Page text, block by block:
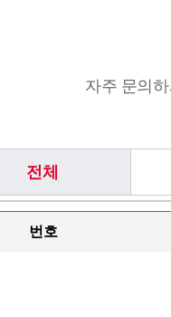
자주 문의
전체
번호